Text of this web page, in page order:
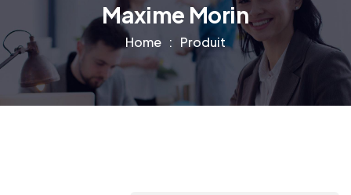
Maxime Morin
Home Produit